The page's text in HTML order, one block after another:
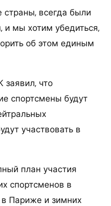
всегда были
мы хотим убедиться,
об этом единым
что
спортсмены будут
участвовать в
план участия
спортсменов в
Париже и зимних